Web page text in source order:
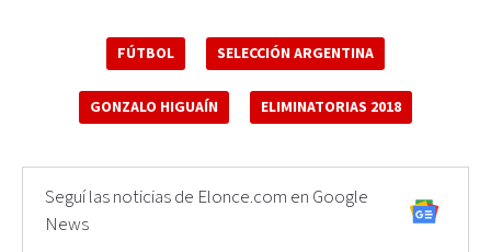
FÚTBOL SELECCIÓN ARGENTINA
GONZALO HIGUAÍN ELIMINATORIAS 2018
Seguí las noticias de Elonce.com en Google
News